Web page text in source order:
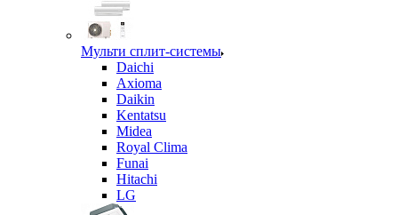
Мульти сплит-системы
Daichi
Axioma
Daikin
Kentatsu
Midea
Royal Clima
Funai
Hitachi
LG